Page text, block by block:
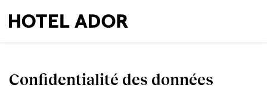
Confidentialité des données